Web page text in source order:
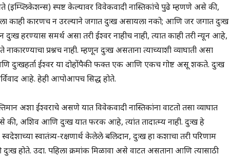
(इम्प्लिकेशन्स) स्पष्ट केल्यावर विवेकवादी नास्तिकांचे पुढे म्हणणे असे की,
काही कारणच न उरल्याने जगात दुःख असायला नको; आणि जर जगात दुःख
दुःख हरण्यास समर्थ असा तरी ईश्वर नाहीच नाही, त्यात काही तरी न्यून आहे,
प्रश्नच नाही. म्हणून दुःख असताना त्याच्याशी व्याघाती असा
दुःखहर्ता ईश्वर या दोहोंपैकी फक्त एक आणि एकच गोष्ट असू शकते. दुःख
आहे. हेही आपोआपच सिद्ध होते.
अशा ईश्वराचे असणे यात विवेकवादी नास्तिकांना वाटतो तसा व्याघात
अशिव आणि दुःख यात फरक आहे, त्यांत तादात्म्य नाही. दुःख हे
स्वातंत्र्य-रक्षणार्थ केलेले बलिदान, दुःख हा कशाचा तरी परिणाम
होते. उदा. पहिला क्रमांक मिळावा असे वाटत असताना आणि त्यासाठी